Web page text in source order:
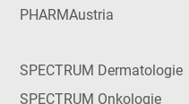
PHARMAustria
SPECTRUM Dermatologie
SPECTRUM Onkologie